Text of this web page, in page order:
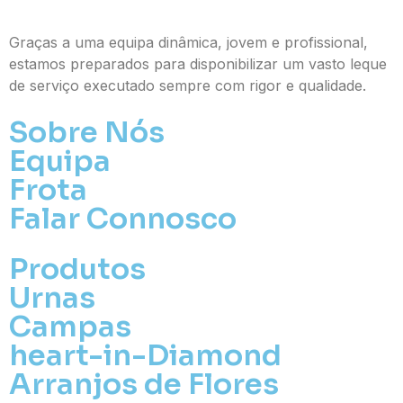
Graças a uma equipa dinâmica, jovem e profissional,
estamos preparados para disponibilizar um vasto leque
de serviço executado sempre com rigor e qualidade.
Sobre Nós
Equipa
Frota
Falar Connosco
Produtos
Urnas
Campas
heart-in-Diamond
Arranjos de Flores